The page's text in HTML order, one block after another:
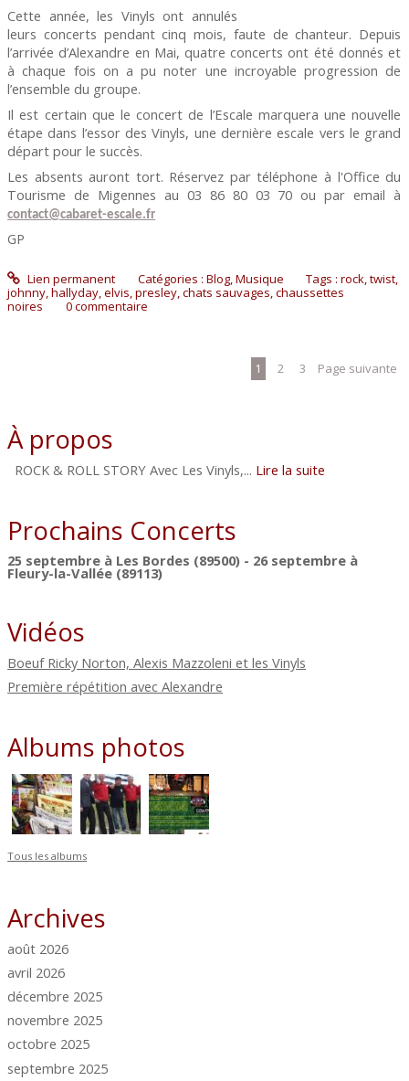
Cette année, les Vinyls ont annulés
leurs concerts pendant cinq mois, faute de chanteur. Depuis
l’arrivée d’Alexandre en Mai, quatre concerts ont été donnés et
à chaque fois on a pu noter une incroyable progression de
l’ensemble du groupe.
Il est certain que le concert de l’Escale marquera une nouvelle
étape dans l’essor des Vinyls, une dernière escale vers le grand
départ pour le succès.
Les absents auront tort. Réservez par téléphoneà l'Office du
Tourisme de Migennes au 03 86 80 03 70 ou par email à
contact@cabaret-escale.fr
GP
Lien permanent Catégories : Blog, Musique Tags :rock ,twist
johnny ,hallyday ,elvis ,presley ,chats sauvages ,chaussettes
noires
0commentaire
1 2 3 Page suivante
À propos
ROCK & ROLL STORY Avec Les Vinyls,... Lire la suite
Prochains Concerts
25 septembre à Les Bordes (89500) - 26 septembre à
Fleury-la-Vallée (89113)
Vidéos
Boeuf Ricky Norton, Alexis Mazzoleni et les Vinyls
Première répétition avec Alexandre
Albums photos
Tous les albums
Archives
août 2026
avril 2026
décembre 2025
novembre 2025
octobre 2025
septembre 2025